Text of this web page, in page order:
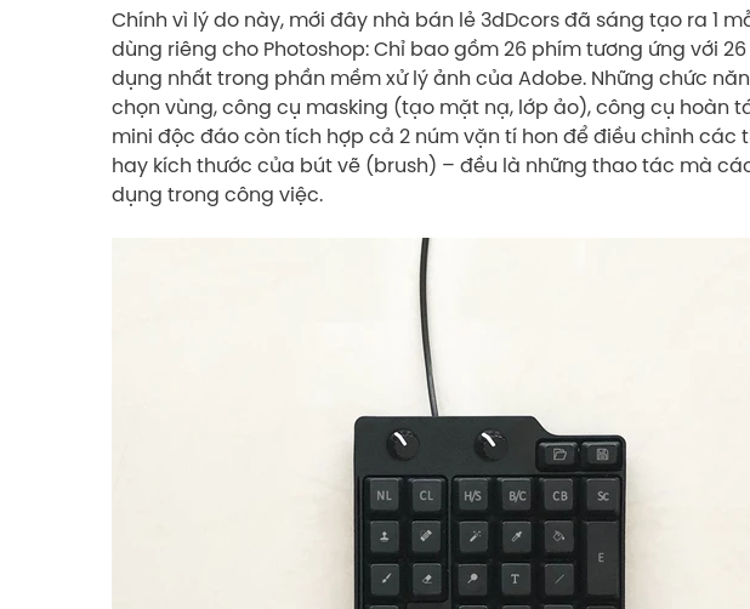
Chính vì lý do này, mới đây nhà bán lẻ 3dDcors đã sáng tạo ra 1
dùng riêng cho Photoshop: Chỉ bao gồm 26 phím tương ứng với
dụng nhất trong phần mềm xử lý ảnh của Adobe. Những chức
chọn vùng, công cụ masking (tạo mặt nạ, lớp ảo), công cụ hoàn
mini độc đáo còn tích hợp cả 2 núm vặn tí hon để điều chỉnh các
hay kích thước của bút vẽ (brush) – đều là những thao tác mà
dụng trong công việc.